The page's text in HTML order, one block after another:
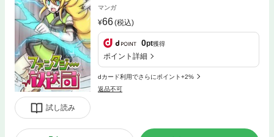
試し読み
マンガ
66(税込)
0pt獲得
ポイント詳細
dカード利用でさらにポイント+2%
返品不可